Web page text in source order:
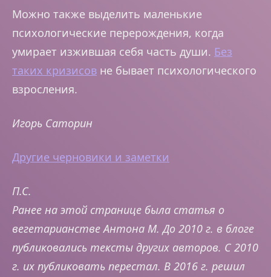
Можно также выделить маленькие
психологические перерождения, когда
умирает изжившая себя часть души. Без
таких кризисов не бывает психологического
взросления.
Игорь Саторин
Другие черновики и заметки
П.С.
Ранее на этой странице была статья о
вегетарианстве Антона М.До 2010 г. в блоге
публиковались тексты других авторов. С 2010
г. их публиковать перестал. В 2016 г. решил